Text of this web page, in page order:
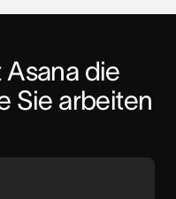
Asana die
Sie arbeiten